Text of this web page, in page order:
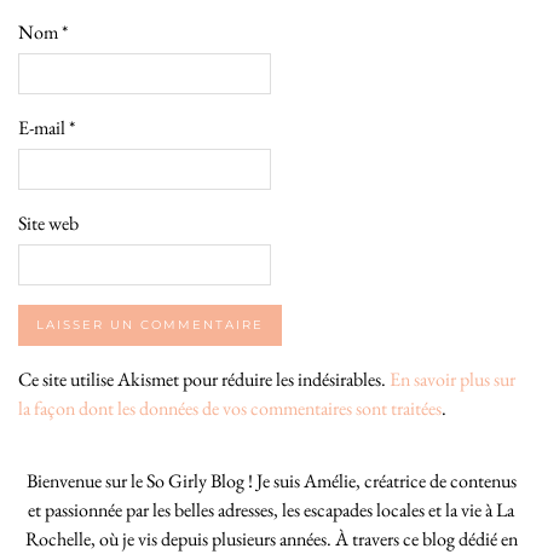
Nom*
E-mail*
Site web
Ce site utilise Akismet pour réduire les indésirables. En savoir plus sur
la façon dont les données de vos commentaires sont traitées.
Bienvenue sur le So Girly Blog ! Je suis Amélie, créatrice de contenus
et passionnée par les belles adresses, les escapades locales et la vie à La
Rochelle, où je vis depuis plusieurs années. À travers ce blog dédié en